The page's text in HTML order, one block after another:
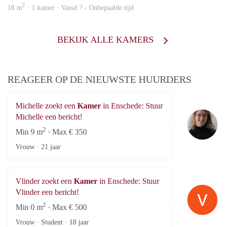
18 m2 · 1 kamer · Vanaf ? - Onbepaalde tijd
BEKIJK ALLE KAMERS
REAGEER OP DE NIEUWSTE HUURDERS
Michelle zoekt een Kamer in Enschede: Stuur
Michelle een bericht!
Min 9 m2 · Max € 350
Vrouw · 21 jaar
Vlinder zoekt een Kamer in Enschede: Stuur
Vlinder een bericht!
Min 0 m2 · Max € 500
Vrouw · Student · 18 jaar